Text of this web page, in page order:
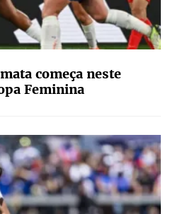
Feminina